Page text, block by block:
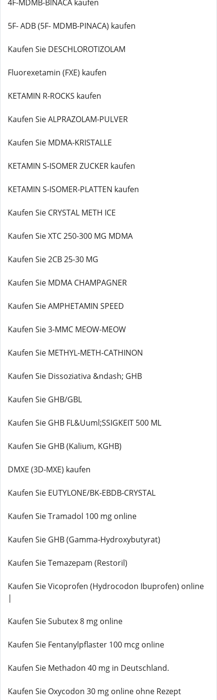
4F-MDMB-BINACA kaufen
5F- ADB (5F- MDMB-PINACA) kaufen
Kaufen Sie DESCHLOROTIZOLAM
Fluorexetamin (FXE) kaufen
KETAMIN R-ROCKS kaufen
Kaufen Sie ALPRAZOLAM-PULVER
Kaufen Sie MDMA-KRISTALLE
KETAMIN S-ISOMER ZUCKER kaufen
KETAMIN S-ISOMER-PLATTEN kaufen
Kaufen Sie CRYSTAL METH ICE
Kaufen Sie XTC 250-300 MG MDMA
Kaufen Sie 2CB 25-30 MG
Kaufen Sie MDMA CHAMPAGNER
Kaufen Sie AMPHETAMIN SPEED
Kaufen Sie 3-MMC MEOW-MEOW
Kaufen Sie METHYL-METH-CATHINON
Kaufen Sie Dissoziativa &ndash; GHB
Kaufen Sie GHB/GBL
Kaufen Sie GHB FL&Uuml;SSIGKEIT 500 ML
Kaufen Sie GHB (Kalium, KGHB)
DMXE (3D-MXE) kaufen
Kaufen Sie EUTYLONE/BK-EBDB-CRYSTAL
Kaufen Sie Tramadol 100 mg online
Kaufen Sie GHB (Gamma-Hydroxybutyrat)
Kaufen Sie Temazepam (Restoril)
Kaufen Sie Vicoprofen (Hydrocodon Ibuprofen) online
|
Kaufen Sie Subutex 8 mg online
Kaufen Sie Fentanylpflaster 100 mcg online
Kaufen Sie Methadon 40 mg in Deutschland.
Kaufen Sie Oxycodon 30 mg online ohne Rezept